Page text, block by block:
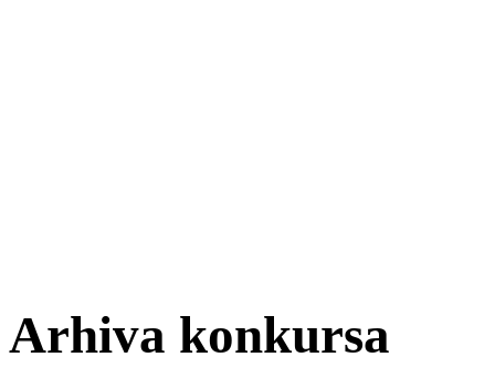
Arhiva konkursa